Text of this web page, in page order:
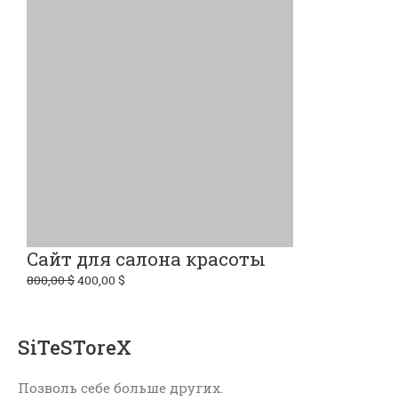
Сайт для салона красоты
800,00$400,00 $
SiTeSToreX
Позволь себе больше других.